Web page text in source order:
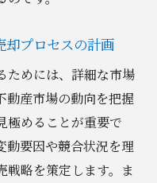
ためのリノベーシ
クな物件のプロモ
た価格の見直し
却プロセスの計画
ためには、詳細な市場
動産市場の動向を把握
極めることが重要で
動要因や競合状況を理
戦略を策定します。ま